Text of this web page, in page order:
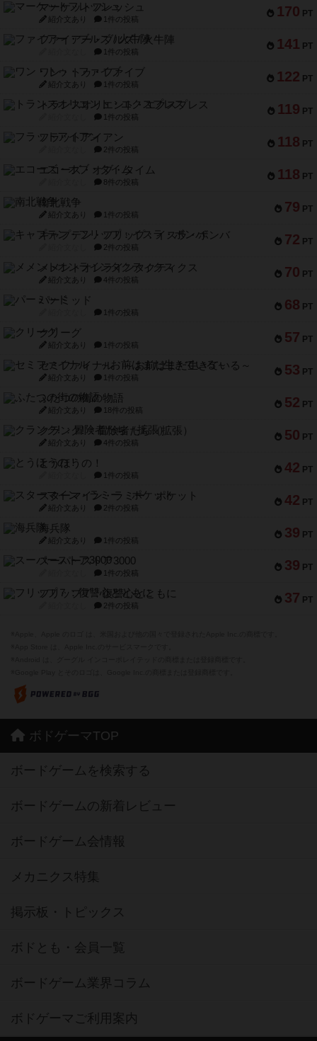
170 PT
マーケットフレッシュ
紹介文あり 1件の投稿
141 PT
ファイアー・ブルズ / 火牛陣
1件の投稿
122 PT
ワン・トゥ・ファイブ
紹介文あり 1件の投稿
119 PT
トランスオリエント・エクスプレス
1件の投稿
118 PT
フラットアイアン
2件の投稿
118 PT
エコーズ・オブ・タイム
8件の投稿
79 PT
南北戦争
紹介文あり 1件の投稿
72 PT
キャプテン・フリップ：イスラ・ボンバ
2件の投稿
70 PT
メメントオンラインタクティクス
紹介文あり 4件の投稿
68 PT
パーミッド
1件の投稿
57 PT
クリーグ
紹介文あり 1件の投稿
53 PT
セミファイナル ～お前はまだ生きている～
紹介文あり 1件の投稿
52 PT
ふたつの街の物語
紹介文あり 18件の投稿
50 PT
クランク! ：冒険者たち（拡張）
紹介文あり 4件の投稿
42 PT
とうほうの！
1件の投稿
42 PT
スターマイン・ラミー ポケット
紹介文あり 2件の投稿
39 PT
海兵隊
紹介文あり 1件の投稿
39 PT
スーパーストア3000
1件の投稿
37 PT
フリップ７：復讐心とともに
2件の投稿
ボドゲーマTOP
ボードゲームを検索する
ボードゲームの新着レビュー
ボードゲーム会情報
メカニクス特集
掲示板・トピックス
ボドとも・会員一覧
ボードゲーム業界コラム
ボドゲーマご利用案内